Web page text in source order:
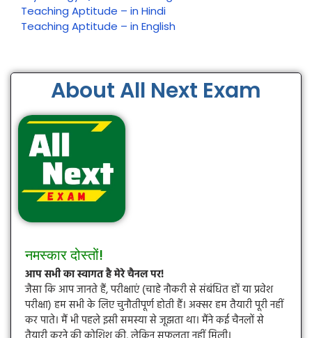
Teaching Aptitude – in Hindi
Teaching Aptitude – in English
About All Next Exam
नमस्कार दोस्तों!
आप सभी का स्वागत है मेरे चैनल पर!
जैसा कि आप जानते हैं, परीक्षाएं (चाहे नौकरी से संबंधित हों या प्रवेश
परीक्षा) हम सभी के लिए चुनौतीपूर्ण होती हैं। अक्सर हम तैयारी पूरी नहीं
कर पाते। मैं भी पहले इसी समस्या से जूझता था। मैंने कई चैनलों से